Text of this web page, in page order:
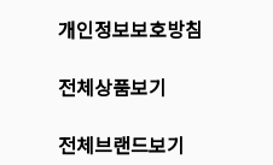
개인정보보호방침
전체상품보기
전체브랜드보기